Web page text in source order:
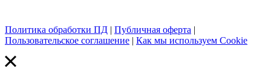
Политика обработки ПД | Публичная оферта |
Пользовательское соглашение | Как мы используем Cookie